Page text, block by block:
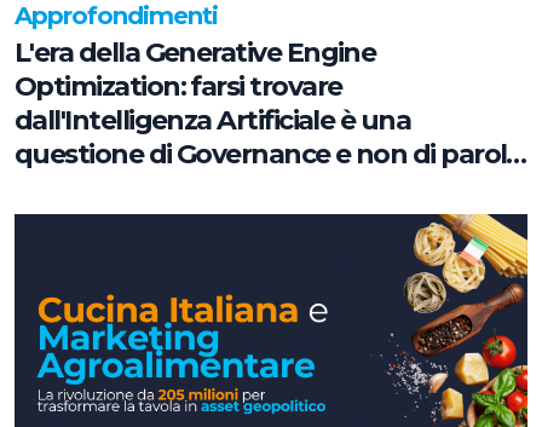
Approfondimenti
L'era della Generative Engine
Optimization: farsi trovare
dall'Intelligenza Artificiale è una
questione di Governance e non di parole